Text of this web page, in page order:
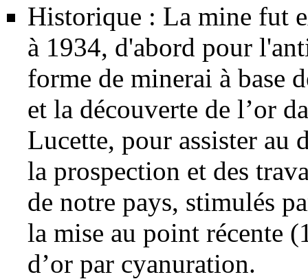
Historique : La mine fut
à 1934, d'abord pour
forme de minerai à base
et la découverte de l’or
Lucette, pour assister au
la prospection et des
de notre pays, stimulés
la mise au point récente
d’or par cyanuration.